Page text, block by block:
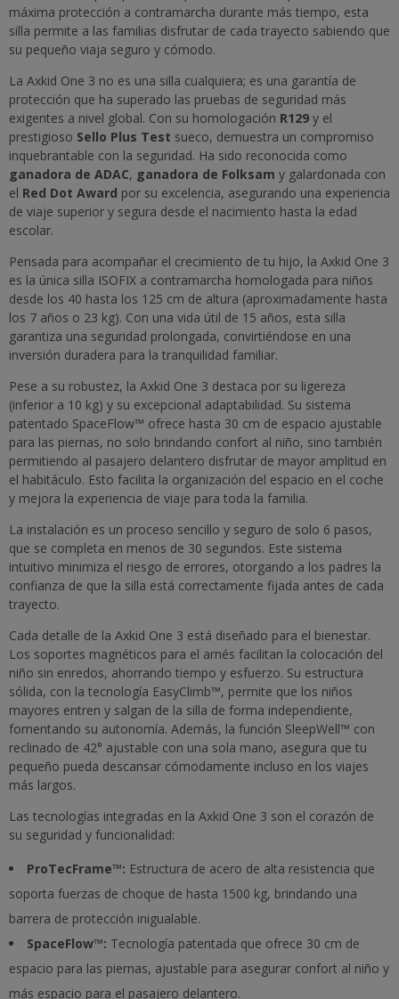
máxima protección a contramarcha durante más tiempo, esta
silla permite a las familias disfrutar de cada trayecto sabiendo que
su pequeño viaja seguro y cómodo.
La Axkid One 3 no es una silla cualquiera; es una garantía de
protección que ha superado las pruebas de seguridad más
exigentes a nivel global. Con su homologación R129 y el
prestigioso Sello Plus Test sueco, demuestra un compromiso
inquebrantable con la seguridad. Ha sido reconocida como
ganadora de ADAC, ganadora de Folksam y galardonada con
el Red Dot Award por su excelencia, asegurando una experiencia
de viaje superior y segura desde el nacimiento hasta la edad
escolar.
Pensada para acompañar el crecimiento de tu hijo, la Axkid One 3
es la única silla ISOFIX a contramarcha homologada para niños
desde los 40 hasta los 125 cm de altura (aproximadamente hasta
los 7 años o 23 kg). Con una vida útil de 15 años, esta silla
garantiza una seguridad prolongada, convirtiéndose en una
inversión duradera para la tranquilidad familiar.
Pese a su robustez, la Axkid One 3 destaca por su ligereza
(inferior a 10 kg) y su excepcional adaptabilidad. Su sistema
patentado SpaceFlow™ ofrece hasta 30 cm de espacio ajustable
para las piernas, no solo brindando confort al niño, sino también
permitiendo al pasajero delantero disfrutar de mayor amplitud en
el habitáculo. Esto facilita la organización del espacio en el coche
y mejora la experiencia de viaje para toda la familia.
La instalación es un proceso sencillo y seguro de solo 6 pasos,
que se completa en menos de 30 segundos. Este sistema
intuitivo minimiza el riesgo de errores, otorgando a los padres la
confianza de que la silla está correctamente fijada antes de cada
trayecto.
Cada detalle de la Axkid One 3 está diseñado para el bienestar.
Los soportes magnéticos para el arnés facilitan la colocación del
niño sin enredos, ahorrando tiempo y esfuerzo. Su estructura
sólida, con la tecnología EasyClimb™, permite que los niños
mayores entren y salgan de la silla de forma independiente,
fomentando su autonomía. Además, la función SleepWell™ con
reclinado de 42° ajustable con una sola mano, asegura que tu
pequeño pueda descansar cómodamente incluso en los viajes
más largos.
Las tecnologías integradas en la Axkid One 3 son el corazón de
su seguridad y funcionalidad:
ProTecFrame™: Estructura de acero de alta resistencia que
soporta fuerzas de choque de hasta 1500 kg, brindando una
barrera de protección inigualable.
SpaceFlow™: Tecnología patentada que ofrece 30 cm de
espacio para las piernas, ajustable para asegurar confort al niño y
más espacio para el pasajero delantero.